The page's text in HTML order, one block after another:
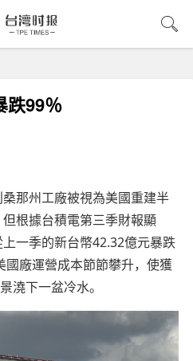
跌99％
那州工廠被視為美國重建半
根據台積電第三季財報顯
一季的新台幣42.32億元暴跌
廠運營成本節節攀升，使獲
澆下一盆冷水。